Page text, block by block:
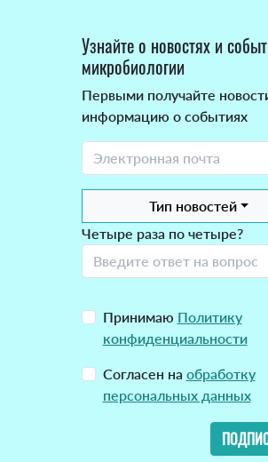
Узнайте о новостях и
микробиологии
Первыми получайте
информацию о событиях
Тип новостей
Четыре раза по четыре?
Принимаю Политику
конфиденциальности
Согласен на обработку
персональных данных